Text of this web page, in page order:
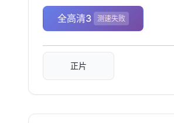
全高清3 测速失败
正片